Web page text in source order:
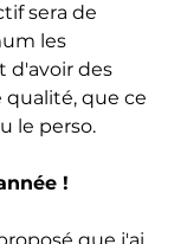
sera de
les
d'avoir des
que ce
le perso.
!